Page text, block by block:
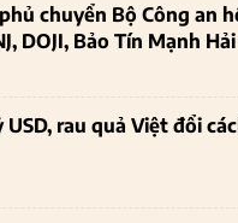
chuyển Bộ Công an
DOJI, Bảo Tín Mạnh
USD, rau quả Việt đổi